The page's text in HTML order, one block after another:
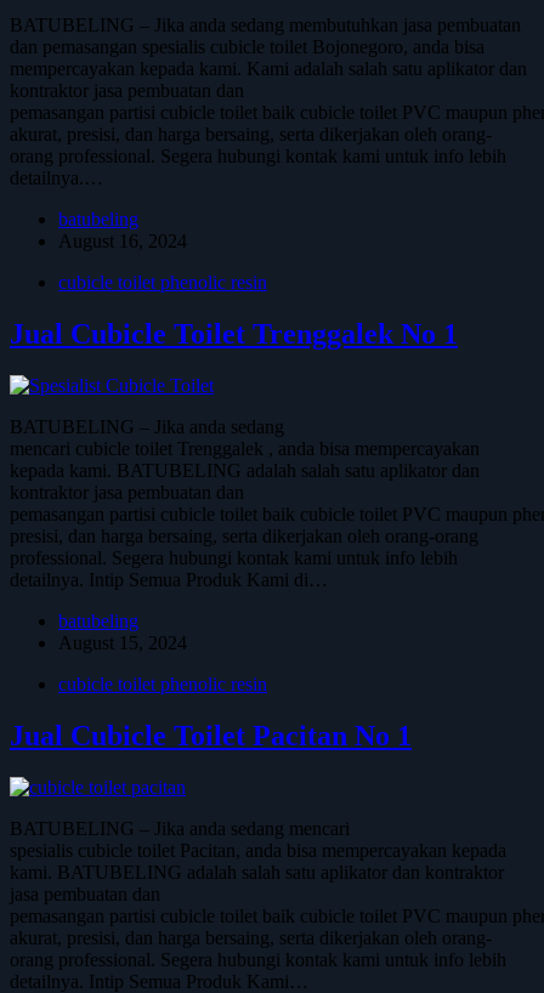
BATUBELING – Jika anda sedang membutuhkan jasa pembuatan
dan pemasangan spesialis cubicle toilet Bojonegoro, anda bisa
mempercayakan kepada kami. Kami adalah salah satu aplikator dan
kontraktor jasa pembuatan dan
pemasangan partisi cubicle toilet baik cubicle toilet PVC maupun
akurat, presisi, dan harga bersaing, serta dikerjakan oleh orang-
orang professional. Segera hubungi kontak kami untuk info lebih
detailnya.…
batubeling
August 16, 2024
cubicle toilet phenolic resin
Jual Cubicle Toilet Trenggalek No 1
BATUBELING – Jika anda sedang
mencari cubicle toilet Trenggalek , anda bisa mempercayakan
kepada kami. BATUBELING adalah salah satu aplikator dan
kontraktor jasa pembuatan dan
pemasangan partisi cubicle toilet baik cubicle toilet PVC maupun
presisi, dan harga bersaing, serta dikerjakan oleh orang-orang
professional. Segera hubungi kontak kami untuk info lebih
detailnya. Intip Semua Produk Kami di…
batubeling
August 15, 2024
cubicle toilet phenolic resin
Jual Cubicle Toilet Pacitan No 1
BATUBELING – Jika anda sedang mencari
spesialis cubicle toilet Pacitan, anda bisa mempercayakan kepada
kami. BATUBELING adalah salah satu aplikator dan kontraktor
jasa pembuatan dan
pemasangan partisi cubicle toilet baik cubicle toilet PVC maupun
akurat, presisi, dan harga bersaing, serta dikerjakan oleh orang-
orang professional. Segera hubungi kontak kami untuk info lebih
detailnya. Intip Semua Produk Kami…